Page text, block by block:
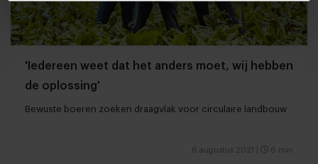
'Iedereen weet dat het anders moet, wij hebben
de oplossing'
Bewuste boeren zoeken draagvlak voor circulaire landbouw
6 augustus 2021 6 min